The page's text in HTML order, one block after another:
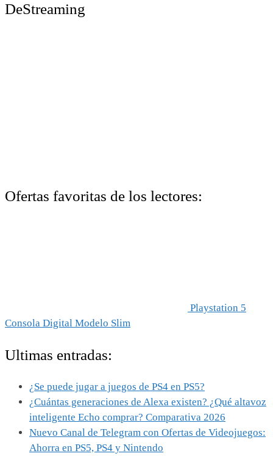
DeStreaming
Ofertas favoritas de los lectores:
Playstation 5
Consola Digital Modelo Slim
Ultimas entradas:
¿Se puede jugar a juegos de PS4 en PS5?
¿Cuántas generaciones de Alexa existen? ¿Qué altavoz
inteligente Echo comprar? Comparativa 2026
Nuevo Canal de Telegram con Ofertas de Videojuegos:
Ahorra en PS5, PS4 y Nintendo